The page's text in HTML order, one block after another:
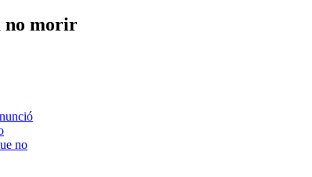
no morir